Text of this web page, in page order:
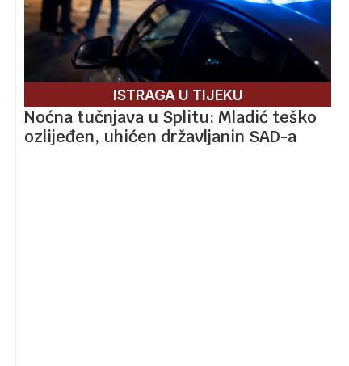
ISTRAGA U TIJEKU
Noćna tučnjava u Splitu: Mladić teško
ozlijeđen, uhićen državljanin SAD-a